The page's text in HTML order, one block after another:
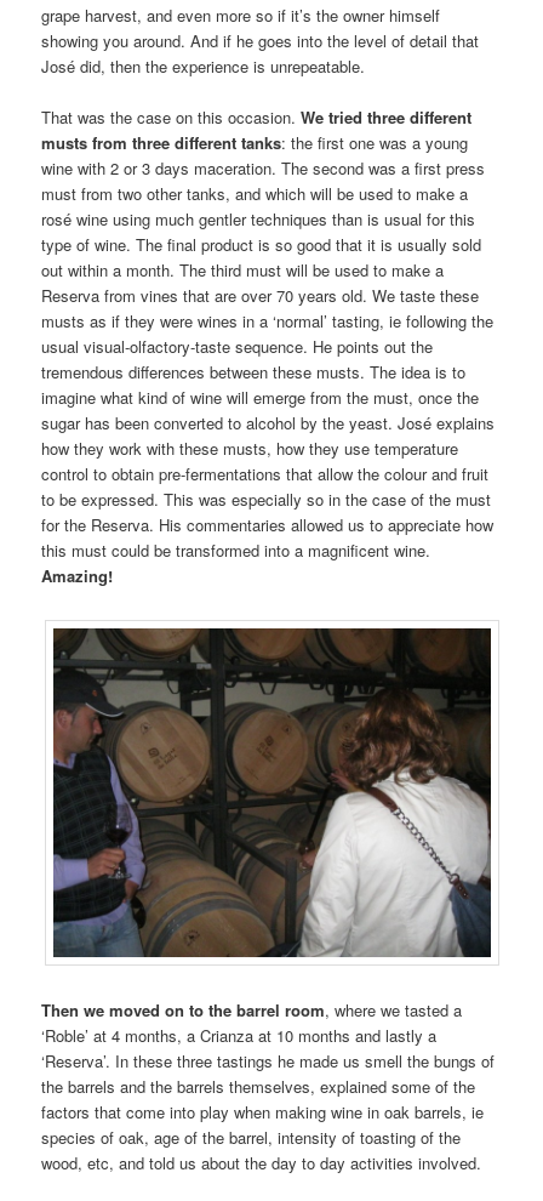
grape harvest, and even more so if it’s the owner himself
showing you around. And if he goes into the level of detail that
José did, then the experience is unrepeatable.
That was the case on this occasion.We tried three different
musts from three different tanks: the first one was a young
wine with 2 or 3 days maceration. The second was a first press
must from two other tanks, and which will be used to make a
rosé wine using much gentler techniques than is usual for this
type of wine. The final product is so good that it is usually sold
out within a month. The third must will be used to make a
Reserva from vines that are over 70 years old. We taste these
musts as if they were wines in a ‘normal’ tasting, ie following the
usual visual-olfactory-taste sequence. He points out the
tremendous differences between these musts. The idea is to
imagine what kind of wine will emerge from the must, once the
sugar has been converted to alcohol by the yeast. José explains
how they work with these musts, how they use temperature
control to obtain pre-fermentations that allow the colour and fruit
to be expressed. This was especially so in the case of the must
for the Reserva. His commentaries allowed us to appreciate how
this must could be transformed into a magnificent wine.
Amazing!
Then we moved on to the barrel room, where we tasted a
‘Roble’ at 4 months, a Crianza at 10 months and lastly a
‘Reserva’. In these three tastings he made us smell the bungs of
the barrels and the barrels themselves, explained some of the
factors that come into play when making wine in oak barrels, ie
species of oak, age of the barrel, intensity of toasting of the
wood, etc, and told us about the day to day activities involved.